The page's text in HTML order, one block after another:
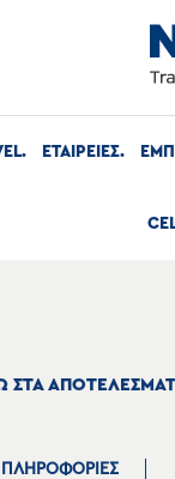
ΕΤΑΙΡΕΙΕΣ
ΣΤΑ
ΠΛΗΡΟΦΟΡΙΕΣ